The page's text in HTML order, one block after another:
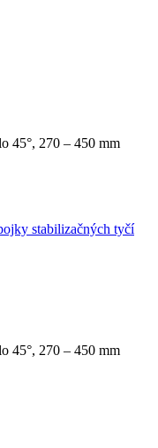
45°, 270 – 450 mm
stabilizačných tyčí
45°, 270 – 450 mm